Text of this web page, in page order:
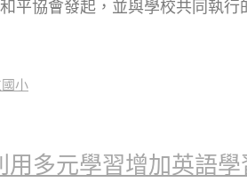
平協會發起，並與學校共同執
用多元學習增加英語